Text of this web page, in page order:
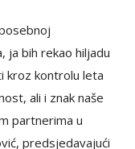
bih rekao hiljadu
kroz kontrolu leta
ali i znak naše
partnerima u
predsjedavajući